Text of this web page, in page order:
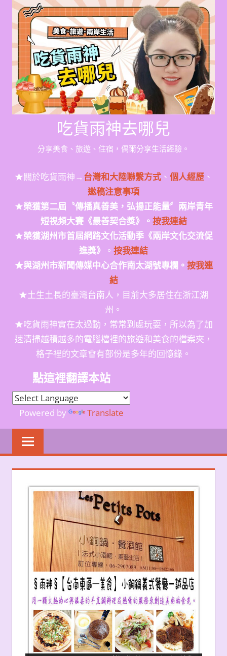
Skip
content
吃貨雨神去哪兒
分享美食、旅遊、住宿，偶爾分享生活經驗。
★關於吃貨雨神→台灣和大陸聯繫方式、 個人經歷、
邀稿注意事項
★榮獲第二屆〝傳播真善美，弘揚正能量〞兩岸青年
短視頻大賽《最善契合獎》。 按我連結
★榮獲湖州市首屆網路文化活動季《兩岸文化交流促
進獎》
。 按我連結
★與湖州市新聞傳媒中心合作南太湖號專欄。 按我連
結
★土生土長的臺灣台南人，目前大多居住在浙江湖
州。
★吃貨雨神實在太過動，常常到處玩耍，所以為了加
速清掃越積越多的電腦檔裡的旅遊和美食的檔案夾，
格子裡的文章會有部份是多年的回憶錄。
點這裡翻譯本站
Powered by Translate